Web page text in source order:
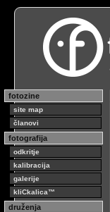
fotozine
site map
članovi
fotografija
odkritje
kalibracija
galerije
kliCkalica™
druženja